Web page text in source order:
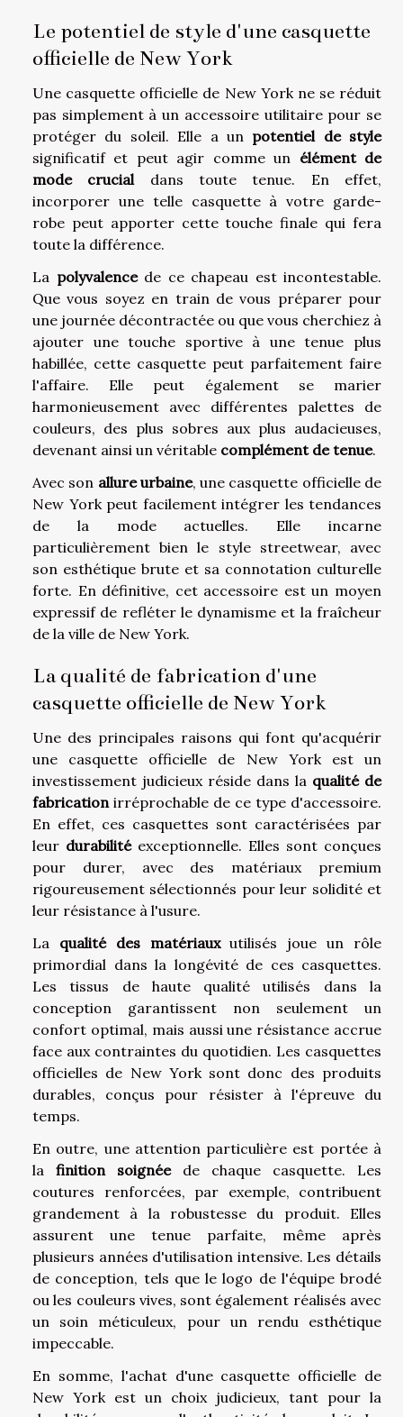
Le potentiel de style d'une casquette
officielle de New York
Une casquette officielle de New York ne se réduit
pas simplement à un accessoire utilitaire pour se
protéger du soleil. Elle a un potentiel de style
significatif et peut agir comme un élément de
mode crucialdans toute tenue. En effet,
incorporer une telle casquette à votre garde-
robe peut apporter cette touche finale qui fera
toute la différence.
La polyvalencede ce chapeau est incontestable.
Que vous soyez en train de vous préparer pour
une journée décontractée ou que vous cherchiez à
ajouter une touche sportive à une tenue plus
habillée, cette casquette peut parfaitement faire
l'affaire. Elle peut également se marier
harmonieusement avec différentes palettes de
couleurs, des plus sobres aux plus audacieuses,
devenant ainsi un véritable complément de tenue.
Avec son allure urbaine, une casquette officielle de
New York peut facilement intégrer les tendances
de la mode actuelles. Elle incarne
particulièrement bien le style streetwear, avec
son esthétique brute et sa connotation culturelle
forte. En définitive, cet accessoire est un moyen
expressif de refléter le dynamisme et la fraîcheur
de la ville de New York.
La qualité de fabrication d'une
casquette officielle de New York
Une des principales raisons qui font qu'acquérir
une casquette officielle de New York est un
investissement judicieux réside dans la qualité de
fabricationirréprochable de ce type d'accessoire.
En effet, ces casquettes sont caractérisées par
leur durabilitéexceptionnelle. Elles sont conçues
pour durer, avec des matériaux premium
rigoureusement sélectionnés pour leur solidité et
leur résistance à l'usure.
La qualité des matériauxutilisés joue un rôle
primordial dans la longévité de ces casquettes.
Les tissus de haute qualité utilisés dans la
conception garantissent non seulement un
confort optimal, mais aussi une résistance accrue
face aux contraintes du quotidien. Les casquettes
officielles de New York sont donc des produits
durables, conçus pour résister à l'épreuve du
temps.
En outre, une attention particulière est portée à
la finition soignéede chaque casquette. Les
coutures renforcées, par exemple, contribuent
grandement à la robustesse du produit. Elles
assurent une tenue parfaite, même après
plusieurs années d'utilisation intensive. Les détails
de conception, tels que le logo de l'équipe brodé
ou les couleurs vives, sont également réalisés avec
un soin méticuleux, pour un rendu esthétique
impeccable.
En somme, l'achat d'une casquette officielle de
New York est un choix judicieux, tant pour la